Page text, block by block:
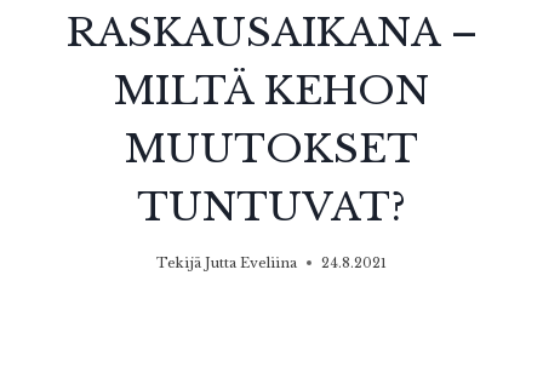
RASKAUSAIKANA –
MILTÄ KEHON
MUUTOKSET
TUNTUVAT?
Tekijä Jutta Eveliina 24.8.2021